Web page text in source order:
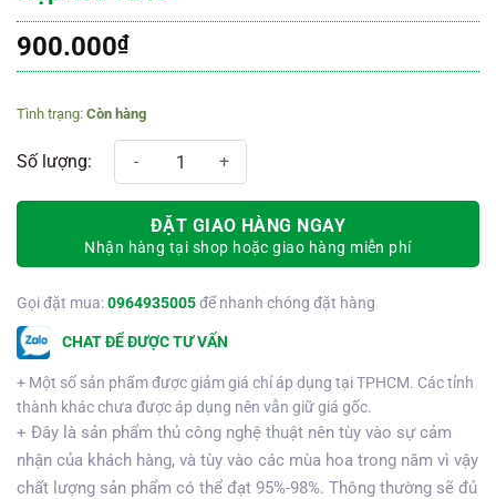
900.000₫
Còn hàng
Hộp hoa 1243 số lượng
ĐẶT GIAO HÀNG NGAY
Nhận hàng tại shop hoặc giao hàng miễn phí
Gọi đặt mua:0964935005để nhanh chóng đặt hàng
CHAT ĐỂ ĐƯỢC TƯ VẤN
+ Một số sản phẩm được giảm giá chỉ áp dụng tại TPHCM. Các tỉnh
thành khác chưa được áp dụng nên vẫn giữ giá gốc.
+ Đây là sản phẩm thủ công nghệ thuật nên tùy vào sự cảm
nhận của khách hàng, và tùy vào các mùa hoa trong năm vì vậy
chất lượng sản phẩm có thể đạt 95%-98%. Thông thường sẽ đủ